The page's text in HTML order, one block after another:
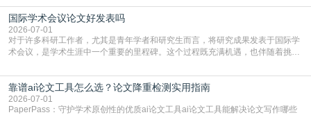
要求修改，还差点被判定学术不规范，真的太冤了。现在国内多数高校和核心期
刊，都已经明确出台了相关规定：如果使用AI生成内容辅助写作，必须明确标
注，未标注的AI生成内容会被认定为不符合学
国际学术会议论文好发表吗
2026-07-01
对于许多科研工作者，尤其是青年学者和研究生而言，将研究成果发表于国际学
术会议，是学术生涯中一个重要的里程碑。这个过程既充满机遇，也伴随着挑
疑问：国际学术会议论文到底好不好发表？其价值和难度究竟如何衡量。本篇
AEIC学术交流中心小编就为大家介绍“国际学术会议论文好发表吗”。一、会议论
文发表的相对优势与期刊论文相比，国际会议论文的发
靠谱ai论文工具怎么选？论文降重检测实用指南
2026-07-01
PaperPass：守护学术原创性的优质ai论文工具ai论文工具能解决论文写作哪些